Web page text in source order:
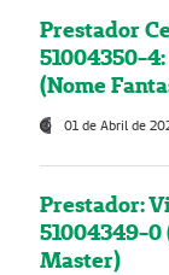
Prestador
51004350-
(Nome
01 de Abril de
Prestador:
51004349-0
Master)